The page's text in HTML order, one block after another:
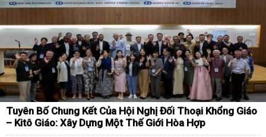
Tuyên Bố Chung Kết Của Hội Nghị Đối Thoại Khổng Giáo
– Kitô Giáo: Xây Dựng Một Thế Giới Hòa Hợp